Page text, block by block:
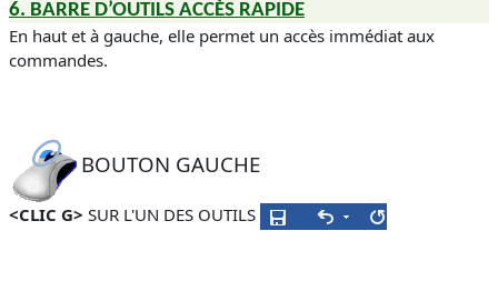
6. BARRE D’OUTILS ACCÈS RAPIDE
En haut et à gauche, elle permet un accès immédiat aux
commandes.
BOUTON GAUCHE
<CLIC G> SUR L'UN DES OUTILS